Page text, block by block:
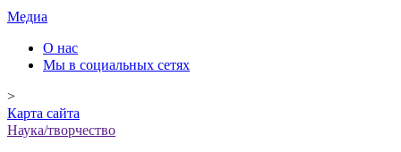
Медиа
О нас
Мы в социальных сетях
>
Карта сайта
Наука/творчество